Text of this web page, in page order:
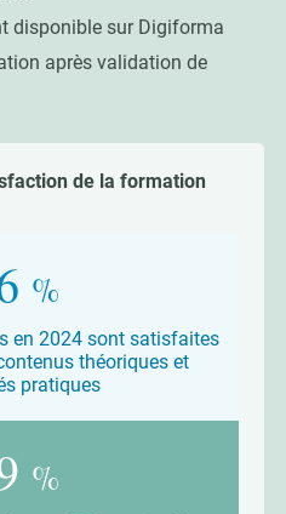
disponible sur Digiforma
après validation de
de la formation
%
en 2024 sont satisfaites
théoriques et
pratiques
%